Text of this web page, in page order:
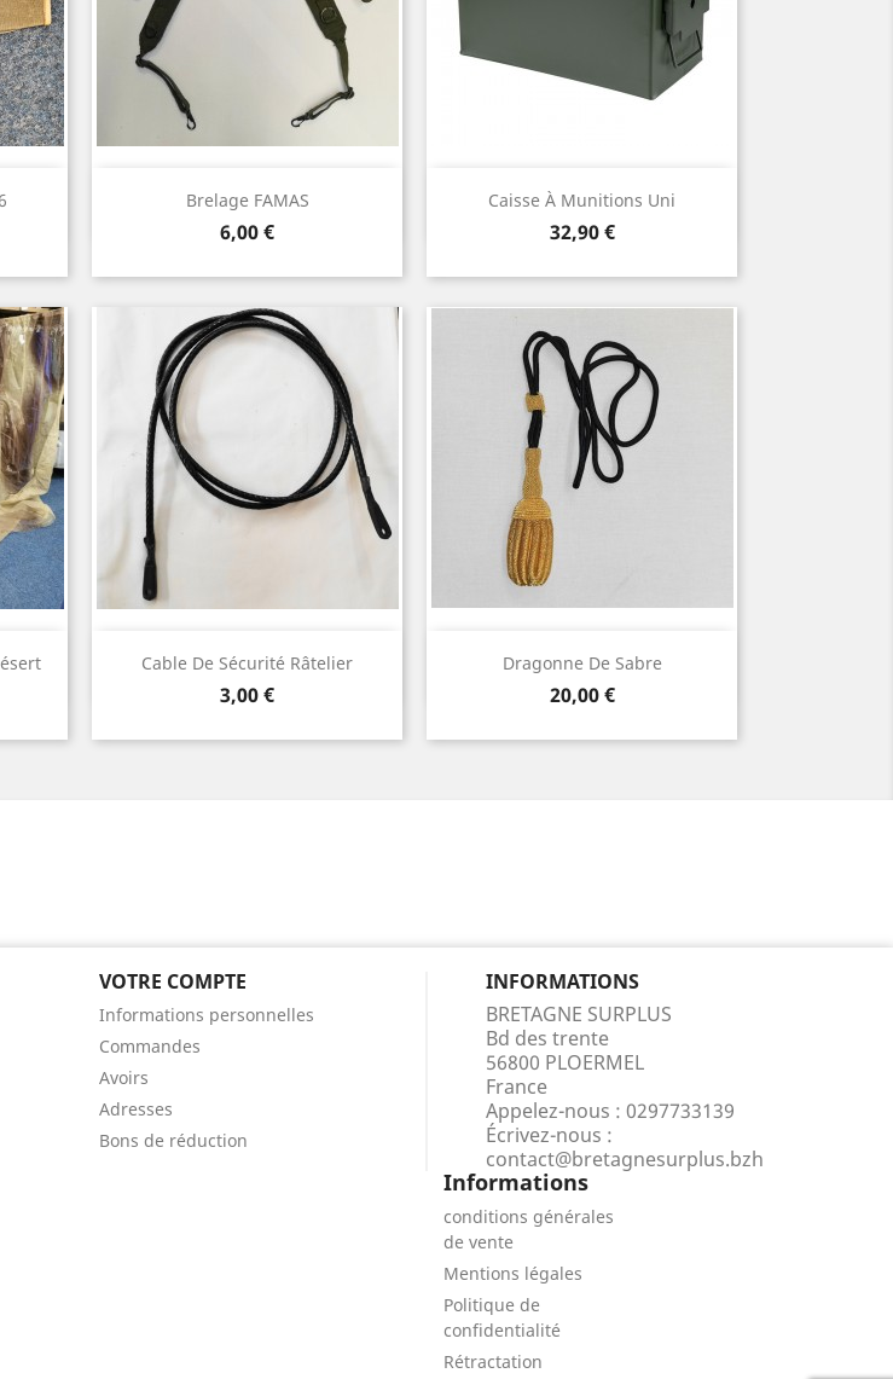
Brelage FAMAS
Prix
6,00 €
Aperçu rapide Caisse À Munitions Uni
Prix
32,90 €
Aperçu rapide
Cable De Sécurité Râtelier
Prix
3,00 €
Aperçu rapide Dragonne De Sabre
Prix
20,00 €
Aperçu rapide
NoirBleu
VOTRE COMPTE
Informations personnelles
Commandes
Avoirs
Adresses
Bons de réduction
INFORMATIONS
BRETAGNE SURPLUS
Bd des trente
56800 PLOERMEL
France
Appelez-nous : 0297733139
Écrivez-nous :
contact@bretagnesurplus.bzh
Informations
conditions générales
de vente
Mentions légales
Politique de
confidentialité
Rétractation